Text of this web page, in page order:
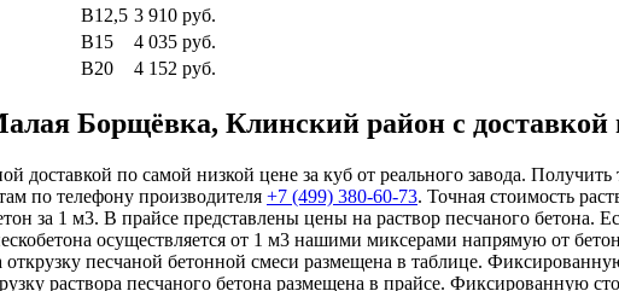
В12,5 3 910 руб.
В15
4 035 руб.
В20 4 152 руб.
Борщёвка, Клинский район с доставкой
доставкой по самой низкой цене за куб от реального завода.
по телефону производителя +7 (499) 380-60-73. Точная стоимость
за 1 м3. В прайсе представлены цены на раствор песчаного бетона.
осуществляется от 1 м3 нашими миксерами напрямую от
открузку песчаной бетонной смеси размещена в таблице.
раствора песчаного бетона размещена в прайсе. Фиксированную